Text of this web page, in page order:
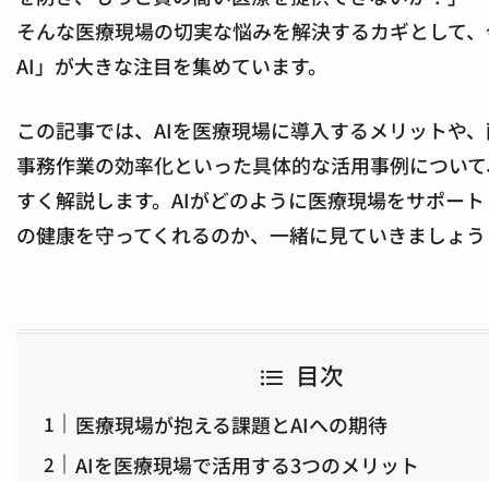
そんな医療現場の切実な悩みを解決するカギとして
AI」が大きな注目を集めています。
この記事では、AIを医療現場に導入するメリットや
事務作業の効率化といった具体的な活用事例につい
すく解説します。AIがどのように医療現場をサポー
の健康を守ってくれるのか、一緒に見ていきましょ
目次
医療現場が抱える課題とAIへの期待
AIを医療現場で活用する3つのメリット